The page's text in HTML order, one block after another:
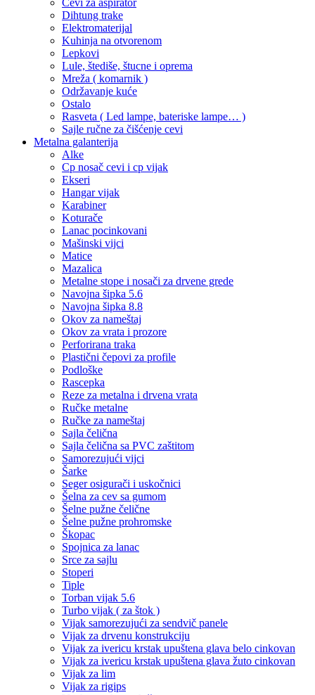
Cevi za aspirator
Dihtung trake
Elektromaterijal
Kuhinja na otvorenom
Lepkovi
Lule, štediše, štucne i oprema
Mreža ( komarnik )
Održavanje kuće
Ostalo
Rasveta ( Led lampe, bateriske lampe… )
Sajle ručne za čišćenje cevi
Metalna galanterija
Alke
Cp nosač cevi i cp vijak
Ekseri
Hangar vijak
Karabiner
Koturače
Lanac pocinkovani
Mašinski vijci
Matice
Mazalica
Metalne stope i nosači za drvene grede
Navojna šipka 5.6
Navojna šipka 8.8
Okov za nameštaj
Okov za vrata i prozore
Perforirana traka
Plastični čepovi za profile
Podloške
Rascepka
Reze za metalna i drvena vrata
Ručke metalne
Ručke za nameštaj
Sajla čelična
Sajla čelična sa PVC zaštitom
Samorezujući vijci
Šarke
Seger osigurači i uskočnici
Šelna za cev sa gumom
Šelne pužne čelične
Šelne pužne prohromske
Škopac
Spojnica za lanac
Srce za sajlu
Stoperi
Tiple
Torban vijak 5.6
Turbo vijak ( za štok )
Vijak samorezujući za sendvič panele
Vijak za drvenu konstrukciju
Vijak za ivericu krstak upuštena glava belo cinkovan
Vijak za ivericu krstak upuštena glava žuto cinkovan
Vijak za lim
Vijak za rigips